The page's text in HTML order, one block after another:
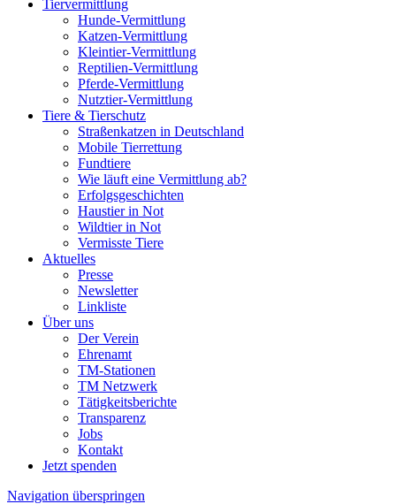
Tiervermittlung
Hunde-Vermittlung
Katzen-Vermittlung
Kleintier-Vermittlung
Reptilien-Vermittlung
Pferde-Vermittlung
Nutztier-Vermittlung
Tiere & Tierschutz
Straßenkatzen in Deutschland
Mobile Tierrettung
Fundtiere
Wie läuft eine Vermittlung ab?
Erfolgsgeschichten
Haustier in Not
Wildtier in Not
Vermisste Tiere
Aktuelles
Presse
Newsletter
Linkliste
Über uns
Der Verein
Ehrenamt
TM-Stationen
TM Netzwerk
Tätigkeitsberichte
Transparenz
Jobs
Kontakt
Jetzt spenden
Navigation überspringen